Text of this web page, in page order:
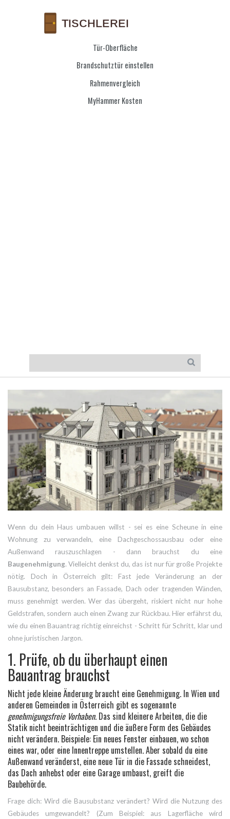
Tür-Oberfläche
Brandschutztür einstellen
Rahmenvergleich
MyHammer Kosten
Wenn du dein Haus umbauen willst - sei es eine Scheune in eine
Wohnung zu verwandeln, eine Dachgeschossausbau oder eine
Außenwand rauszuschlagen - dann brauchst du eine
Baugenehmigung. Vielleicht denkst du, das ist nur für große Projekte
nötig. Doch in Österreich gilt: Fast jede Veränderung an der
Bausubstanz, besonders an Fassade, Dach oder tragenden Wänden,
muss genehmigt werden. Wer das übergeht, riskiert nicht nur hohe
Geldstrafen, sondern auch einen Zwang zur Rückbau. Hier erfährst du,
wie du einen Bauantrag richtig einreichst - Schritt für Schritt, klar und
ohne juristischen Jargon.
1. Prüfe, ob du überhaupt einen
Bauantrag brauchst
Nicht jede kleine Änderung braucht eine Genehmigung. In Wien und
anderen Gemeinden in Österreich gibt es sogenannte
genehmigungsfreie Vorhaben. Das sind kleinere Arbeiten, die die
Statik nicht beeinträchtigen und die äußere Form des Gebäudes
nicht verändern. Beispiele: Ein neues Fenster einbauen, wo schon
eines war, oder eine Innentreppe umstellen. Aber sobald du eine
Außenwand veränderst, eine neue Tür in die Fassade schneidest,
das Dach anhebst oder eine Garage umbaust, greift die
Baubehörde.
Frage dich: Wird die Bausubstanz verändert? Wird die Nutzung des
Gebäudes umgewandelt? (Zum Beispiel: aus Lagerfläche wird